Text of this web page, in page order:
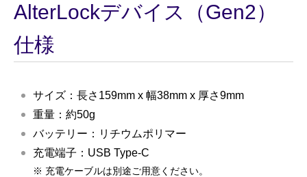
AlterLockデバイス（Gen2）
仕様
サイズ：長さ159mm x 幅38mm x 厚さ9mm
重量：約50g
バッテリー：リチウムポリマー
充電端子：USB Type-C
※ 充電ケーブルは別途ご用意ください。